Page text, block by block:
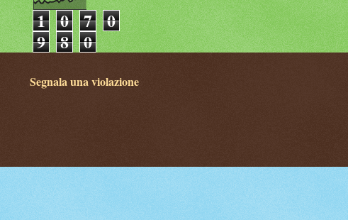
1 0 7 0
9 8 0
Segnala una violazione